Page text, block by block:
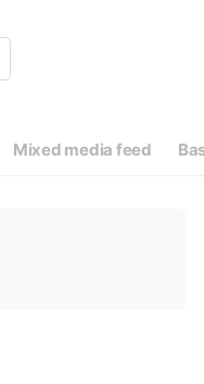
Mixed media feed